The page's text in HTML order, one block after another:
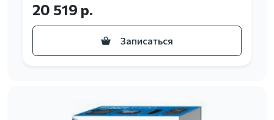
20 519 р.
Записаться